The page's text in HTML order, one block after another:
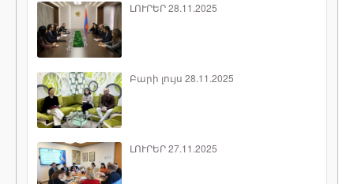
ԼՈՒՐԵՐ 28.11.2025
Բարի լույս 28.11.2025
ԼՈՒՐԵՐ 27.11.2025